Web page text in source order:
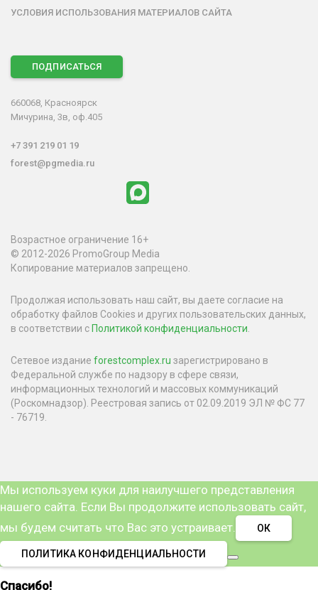
УСЛОВИЯ ИСПОЛЬЗОВАНИЯ МАТЕРИАЛОВ САЙТА
ПОДПИСАТЬСЯ
660068, Красноярск
Мичурина, 3в, оф.405
+7 391 219 01 19
forest@pgmedia.ru
Возрастное ограничение 16+
© 2012-2026 PromoGroup Media
Копирование материалов запрещено.
Продолжая использовать наш сайт, вы даете согласие на
обработку файлов Cookies и других пользовательских данных,
в соответствии с Политикой конфиденциальности.
Сетевое издание forestcomplex.ru зарегистрировано в
Федеральной службе по надзору в сфере связи,
информационных технологий и массовых коммуникаций
(Роскомнадзор). Реестровая запись от 02.09.2019 ЭЛ № ФС 77
- 76719.
Мы используем куки для наилучшего представления
нашего сайта. Если Вы продолжите использовать сайт,
мы будем считать что Вас это устраивает.
ОК
ПОЛИТИКА КОНФИДЕНЦИАЛЬНОСТИ
Спасибо!